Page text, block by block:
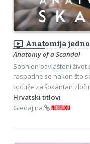
ondemand_video Anatomija
Anatomy of a Scandal
Sophien povlašteni život
raspadne se nakon što
optuže za šokantan
Hrvatski titlovi
Gledaj na
NETFLIXU